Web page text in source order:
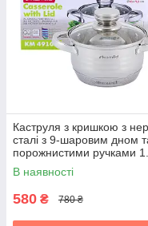
Каструля з кришкою з
сталі з 9-шаровим дном
порожнистими ручками
для індукції та газу Kamille
KM-4910
В наявності
580 ₴ 780 ₴